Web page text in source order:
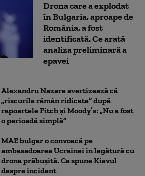
Drona care a explodat
în Bulgaria, aproape de
România, a fost
identificată. Ce arată
analiza preliminară a
epavei
Alexandru Nazare avertizează că
„riscurile rămân ridicate” după
rapoartele Fitch și Moody’s: „Nu a fost
o perioadă simplă”
MAE bulgar o convoacă pe
ambasadoarea Ucrainei în legătură cu
drona prăbuşită. Ce spune Kievul
despre incident